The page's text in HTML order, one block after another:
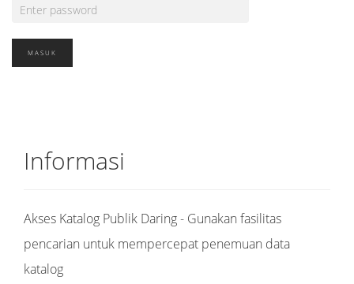
Informasi
Akses Katalog Publik Daring - Gunakan fasilitas
pencarian untuk mempercepat penemuan data
katalog